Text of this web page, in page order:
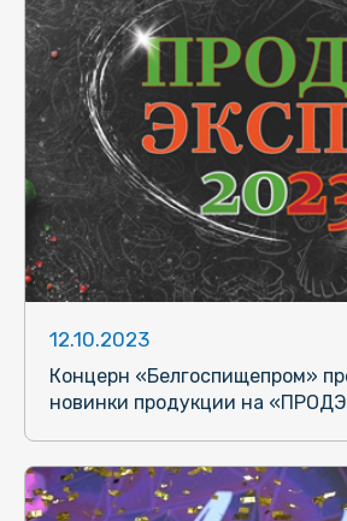
12.10.2023
Концерн «Белгоспищепром»
новинки продукции на